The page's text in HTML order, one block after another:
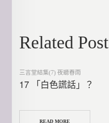
導
覽
Related Post
Posted
三言堂結集(7) 夜聽春雨
17 「白色謊話」？
READ MORE